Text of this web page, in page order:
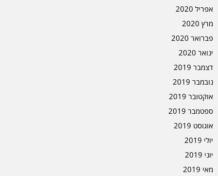
אפריל 2020
מרץ 2020
פברואר 2020
ינואר 2020
דצמבר 2019
נובמבר 2019
אוקטובר 2019
ספטמבר 2019
אוגוסט 2019
יולי 2019
יוני 2019
מאי 2019